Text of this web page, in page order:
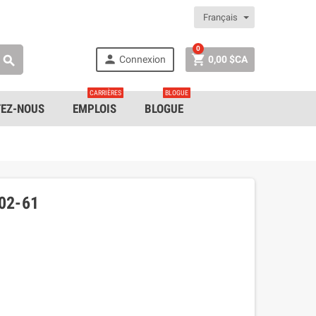
Français
  Connexion  0,00 $CA
0
NOUS EMPLOIS
CARRIÈRES
BLOGUE
BLOGUE
61